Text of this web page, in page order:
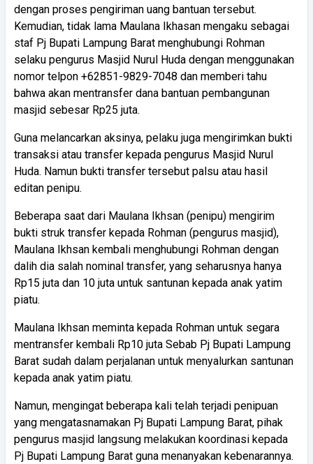
dengan proses pengiriman uang bantuan tersebut.
Kemudian, tidak lama Maulana Ikhasan mengaku sebagai
staf Pj Bupati Lampung Barat menghubungi Rohman
selaku pengurus Masjid Nurul Huda dengan menggunakan
nomor telpon +62851-9829-7048 dan memberi tahu
bahwa akan mentransfer dana bantuan pembangunan
masjid sebesar Rp25 juta.
Guna melancarkan aksinya, pelaku juga mengirimkan bukti
transaksi atau transfer kepada pengurus Masjid Nurul
Huda. Namun bukti transfer tersebut palsu atau hasil
editan penipu.
Beberapa saat dari Maulana Ikhsan (penipu) mengirim
bukti struk transfer kepada Rohman (pengurus masjid),
Maulana Ikhsan kembali menghubungi Rohman dengan
dalih dia salah nominal transfer, yang seharusnya hanya
Rp15 juta dan 10 juta untuk santunan kepada anak yatim
piatu.
Maulana Ikhsan meminta kepada Rohman untuk segara
mentransfer kembali Rp10 juta Sebab Pj Bupati Lampung
Barat sudah dalam perjalanan untuk menyalurkan santunan
kepada anak yatim piatu.
Namun, mengingat beberapa kali telah terjadi penipuan
yang mengatasnamakan Pj Bupati Lampung Barat, pihak
pengurus masjid langsung melakukan koordinasi kepada
Pj Bupati Lampung Barat guna menanyakan kebenarannya.